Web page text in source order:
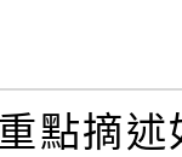
點摘述